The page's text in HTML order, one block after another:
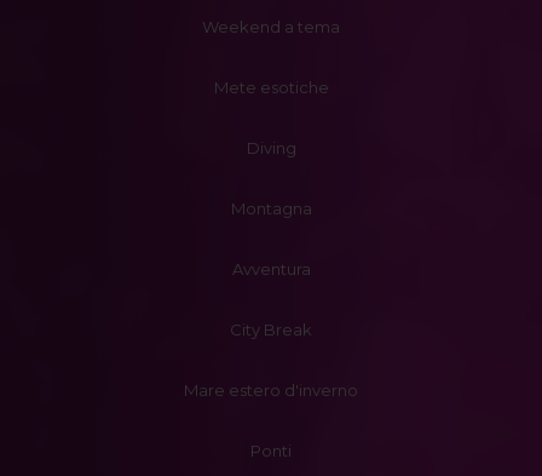
Weekend a tema
Mete esotiche
Diving
Montagna
Avventura
City Break
Mare estero d'inverno
Ponti